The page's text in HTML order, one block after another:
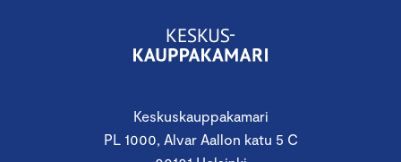
Keskuskauppakamari
PL 1000, Alvar Aallon katu 5 C